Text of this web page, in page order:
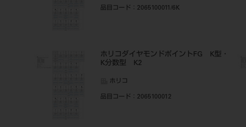
品目コード ：2065100011/6K
ホリコダイヤモンドポイントFG K型・
K分数型 K2
ホリコ
品目コード ：2065100012